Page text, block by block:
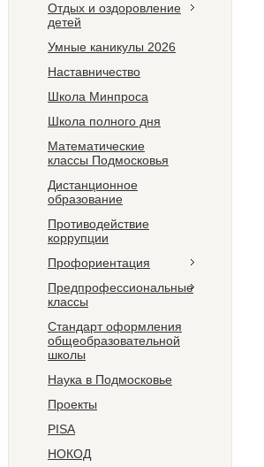
Отдых и оздоровление
детей
Умные каникулы 2026
Наставничество
Школа Минпроса
Школа полного дня
Математические
классы Подмосковья
Дистанционное
образование
Противодействие
коррупции
Профориентация
Предпрофессиональные
классы
Стандарт оформления
общеобразовательной
школы
Наука в Подмосковье
Проекты
PISA
НОКОД